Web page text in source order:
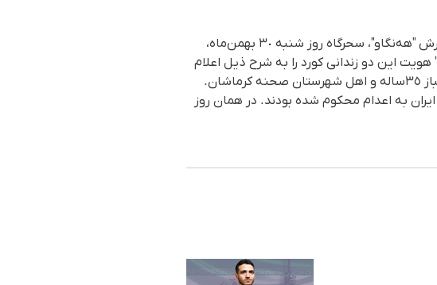
برپایە گزارش "هەنگاو"، سحرگاه روز شنبە ٣٠ بهمن‌ماه،
هویت این دو زندانی کورد را بە شرح ذیل اعلام
کردە است؛ ١_ محمد کریم عزیز پناه ٤٣ سالە، فرزند عمر و اهل شهر پاوە. ٢_ حمید رضا ریباز ٣٥سالە و اهل شهرستان صحنە کرماشان.
بە اعدام محکوم شدە بودند. در همان روز